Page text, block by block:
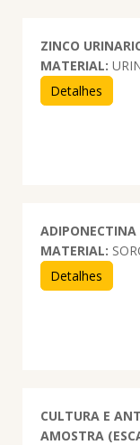
ZINCO
MATERIAL:
Detalhes
ADIPONECTINA
MATERIAL:
Detalhes
CULTURA E
AMOSTRA